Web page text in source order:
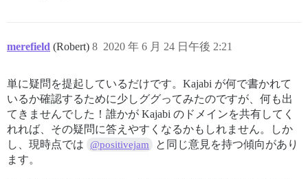
merefield (Robert) 2020 年 6 月 24 日午後 2:21
8
単に疑問を提起しているだけです。Kajabi が何で書かれて
いるか確認するために少しググってみたのですが、何も出
てきませんでした！誰かが Kajabi のドメインを共有してく
れれば、その疑問に答えやすくなるかもしれません。しか
し、現時点では
@positivejam
と同じ意見を持つ傾向があり
ます。